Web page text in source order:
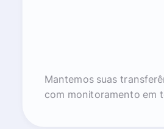
Mantemos suas
com monitoramento em